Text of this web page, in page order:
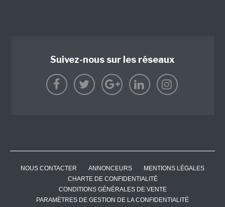
Suivez-nous sur les réseaux
NOUS CONTACTER ANNONCEURS
MENTIONS LÉGALES
CHARTE DE CONFIDENTIALITÉ
CONDITIONS GÉNÉRALES DE VENTE
PARAMÈTRES DE GESTION DE LA CONFIDENTIALITÉ